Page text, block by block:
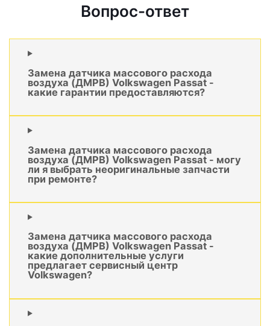
Вопрос-ответ
Замена датчика массового расхода
воздуха (ДМРВ) Volkswagen Passat -
какие гарантии предоставляются?
Замена датчика массового расхода
воздуха (ДМРВ) Volkswagen Passat - могу
ли я выбрать неоригинальные запчасти
при ремонте?
Замена датчика массового расхода
воздуха (ДМРВ) Volkswagen Passat -
какие дополнительные услуги
предлагает сервисный центр
Volkswagen?